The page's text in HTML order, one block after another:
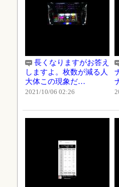
長くなりますがお答え
しますよ。枚数が減る人
大体この現象だ…
2021/10/06 02:26